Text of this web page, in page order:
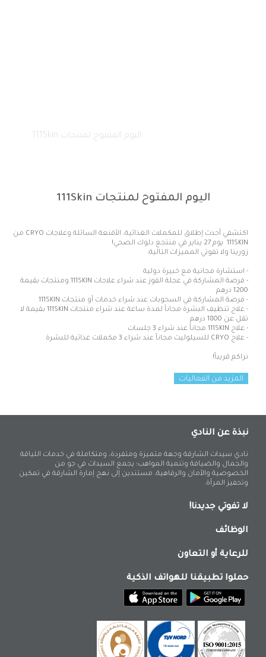
اليوم المفتوح لمنتجات 111Skin
اليوم المفتوح لمنتجات 111Skin
اكتشفي أحدث إطلاق للمكملات الغذائية، الأقنعة السائلة وعلاجات CRYO من
111SKIN يوم 27 يناير في منتجع دلوك الصحي!
زورينا ولا تفوتي المميزات التالية:
- استشارة مجانية مع خبيرة دولية
- فرصة المشاركة في عجلة الفوز عند شراء علاجات 111SKIN ومنتجات بقيمة
1200 درهم
- فرصة المشاركة في السحوبات عند شراء خدمات أو منتجات 111SKIN
- علاج تنظيف البشرة مجاناً لمدة ساعة عند شراء منتجات 111SKIN بقيمة لا
تقل عن 1800 درهم
- علاج 111SKIN مجاناً عند شراء 3 جلسات
- علاج
للسيلوليت مجاناً عند شراء مكملات غذائية للبشرة
نراكم قريباً!
المزيد من الفعاليات
نبذة عن النادي
نادي سيدات الشارقة وجهة متميزة ومتفردة، ومتكاملة في خدمات اللياقة
والجمال والضيافة وتنمية المواهب؛ يجمع السيدات في جو من
الخصوصية والأمان والرفاهية، مستندين إلى نهج إمارة الشارقة في تمكين
وتحفيز المرأة.
لا تفوتي جديدنا!
الوظائف
للرعاية أو التعاون
حملوا تطبيقنا للهواتف الذكية